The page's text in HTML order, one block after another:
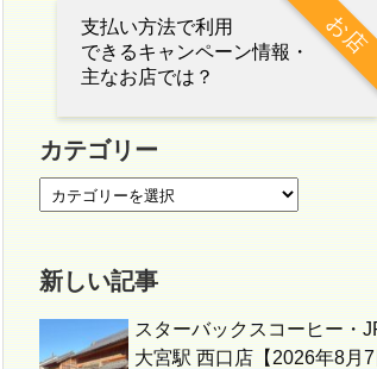
お店
支払い方法で利用
できるキャンペーン情報・
主なお店では？
カテゴリー
新しい記事
スターバックスコーヒー・
大宮駅 西口店【2026年8月